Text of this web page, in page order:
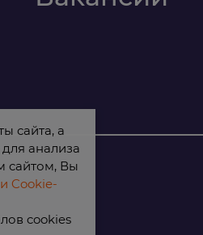
сайта, а
анализа
сайтом, Вы
Cookie-
cookies